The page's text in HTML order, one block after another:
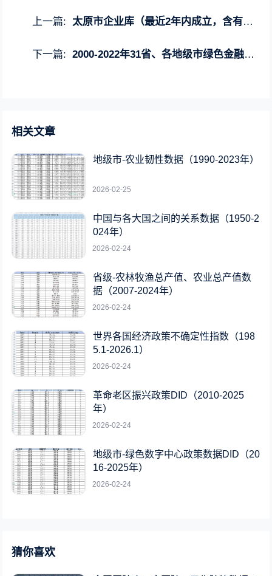
上一篇: 太原市企业库（最近2年内成立，含有联系方式共5万多条）
下一篇: 2000-2022年31省、各地级市绿色金融指数（含原始数据版）
相关文章
地级市-农业韧性数据（1990-2023年）
2026-02-25
中国与各大国之间的关系数据（1950-2
024年）
2026-02-24
省级-农林牧渔总产值、农业总产值数
据（2007-2024年）
2026-02-24
世界各国经济政策不确定性指数（198
5.1-2026.1）
2026-02-24
革命老区振兴政策DID（2010-2025
年）
2026-02-24
地级市-绿色数字中心政策数据DID（20
16-2025年）
2026-02-24
猜你喜欢